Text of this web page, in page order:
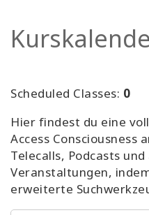
More
Neuigkeiten
KONTAKT
Scheduled Classes: 0
Hier findest du eine
Access Consciousness
Telecalls, Podcasts
Veranstaltungen,
erweiterte